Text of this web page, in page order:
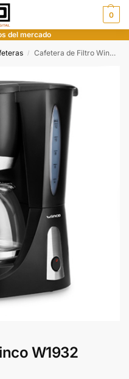
0
del mercado
/ Cafetera de Filtro Winco W1932
W1932